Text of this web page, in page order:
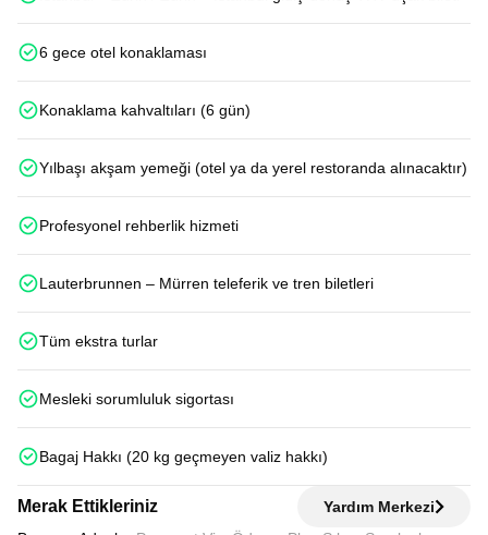
6 gece otel konaklaması
Konaklama kahvaltıları (6 gün)
Yılbaşı akşam yemeği (otel ya da yerel restoranda alınacaktır)
Profesyonel rehberlik hizmeti
Lauterbrunnen – Mürren teleferik ve tren biletleri
Tüm ekstra turlar
Mesleki sorumluluk sigortası
Bagaj Hakkı (20 kg geçmeyen valiz hakkı)
Merak Ettikleriniz
Yardım Merkezi